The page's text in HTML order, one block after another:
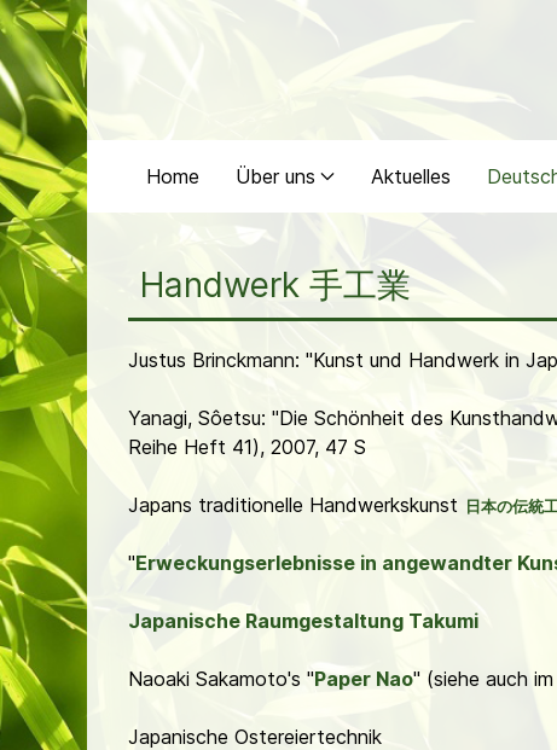
Home Über uns Aktuelles
Handwerk 手工業
Justus Brinckmann: "Kunst und Handwerk in
Yanagi, Sôetsu: "Die Schönheit des
Reihe Heft 41), 2007, 47 S
Japans traditionelle Handwerkskunst 日本の伝統
"Erweckungserlebnisse in angewandter
Japanische Raumgestaltung Takumi
Naoaki Sakamoto's "Paper Nao" (siehe auch
Japanische Ostereiertechnik